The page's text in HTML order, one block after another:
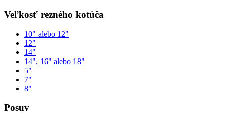
Veľkosť rezného kotúča
10" alebo 12"
12"
14"
14", 16" alebo 18"
5"
7"
8"
Posuv